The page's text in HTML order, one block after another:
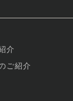
介
ご紹介